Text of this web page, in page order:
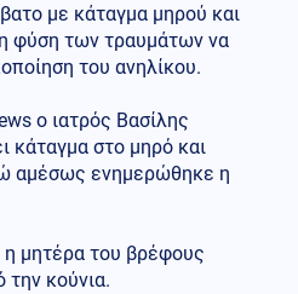
με κάταγμα μηρού και
φύση των τραυμάτων να
του ανηλίκου.
ο ιατρός Βασίλης
κάταγμα στο μηρό και
αμέσως ενημερώθηκε η
μητέρα του βρέφους
την κούνια.